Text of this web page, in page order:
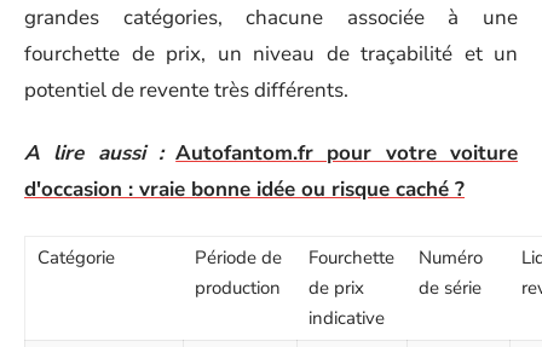
grandes catégories, chacune associée à une
fourchette de prix, un niveau de traçabilité et un
potentiel de revente très différents.
A lire aussi : Autofantom.fr pour votre voiture
d'occasion : vraie bonne idée ou risque caché ?
Catégorie
Période de
production
Fourchette
de prix
indicative
Numéro
de série